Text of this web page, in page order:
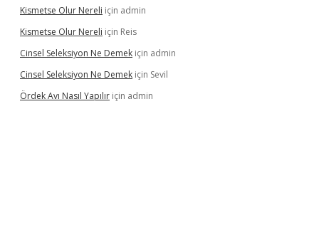
Kismetse Olur Nereli için admin
Kismetse Olur Nereli için Reis
Cinsel Seleksiyon Ne Demek için admin
Cinsel Seleksiyon Ne Demek için Sevil
Ördek Avı Nasıl Yapılır için admin